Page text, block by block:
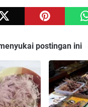
postingan ini